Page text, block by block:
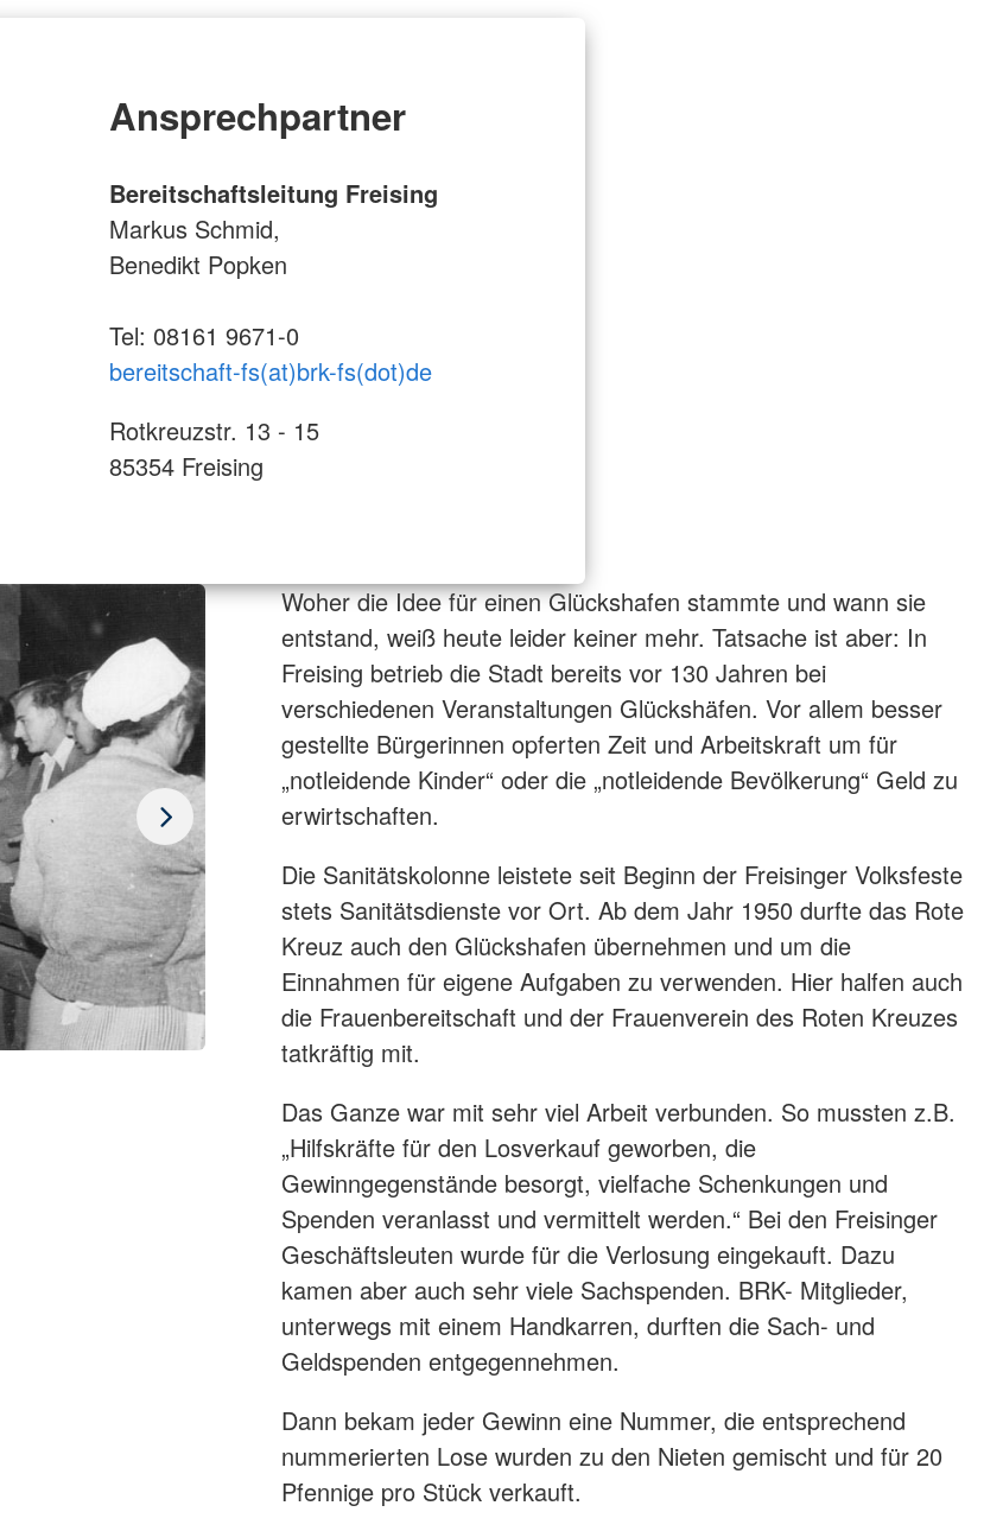
Ansprechpartner
Bereitschaftsleitung Freising
Markus Schmid,
Benedikt Popken
Tel: 08161 9671-0
bereitschaft-fs(at)brk-fs(dot)de
Rotkreuzstr. 13 - 15
85354 Freising
Woher die Idee für einen Glückshafen stammte und wann sie
entstand, weiß heute leider keiner mehr. Tatsache ist aber: In
Freising betrieb die Stadt bereits vor 130 Jahren bei
verschiedenen Veranstaltungen Glückshäfen. Vor allem besser
gestellte Bürgerinnen opferten Zeit und Arbeitskraft um für
„notleidende Kinder“ oder die „notleidende Bevölkerung“ Geld zu
erwirtschaften.
Die Sanitätskolonne leistete seit Beginn der Freisinger Volksfeste
stets Sanitätsdienste vor Ort. Ab dem Jahr 1950 durfte das Rote
Kreuz auch den Glückshafen übernehmen und um die
Einnahmen für eigene Aufgaben zu verwenden. Hier halfen auch
die Frauenbereitschaft und der Frauenverein des Roten Kreuzes
tatkräftig mit.
Das Ganze war mit sehr viel Arbeit verbunden. So mussten z.B.
„Hilfskräfte für den Losverkauf geworben, die
Gewinngegenstände besorgt, vielfache Schenkungen und
Spenden veranlasst und vermittelt werden.“ Bei den Freisinger
Geschäftsleuten wurde für die Verlosung eingekauft. Dazu
kamen aber auch sehr viele Sachspenden. BRK- Mitglieder,
unterwegs mit einem Handkarren, durften die Sach- und
Geldspenden entgegennehmen.
Dann bekam jeder Gewinn eine Nummer, die entsprechend
nummerierten Lose wurden zu den Nieten gemischt und für 20
Pfennige pro Stück verkauft.